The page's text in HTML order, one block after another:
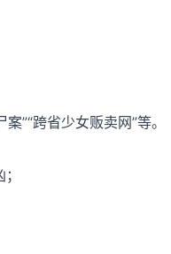
”“跨省少女贩卖网”等。